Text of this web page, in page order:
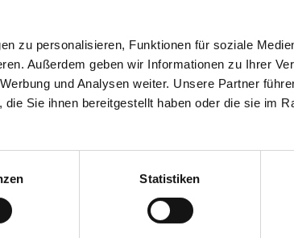
zu personalisieren, Funktionen für soziale
Außerdem geben wir Informationen zu Ihrer
und Analysen weiter. Unsere Partner
Sie ihnen bereitgestellt haben oder die sie im
Statistiken
zu genießen!
weiter belasten. Gemeinsam finden
helfen, wieder mit Leichtigkeit und
mach den ersten Schritt
Vereinbare